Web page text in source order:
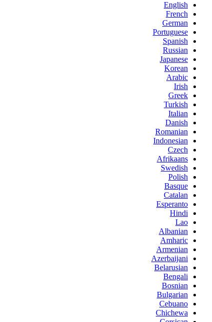
English
French
German
Portuguese
Spanish
Russian
Japanese
Korean
Arabic
Irish
Greek
Turkish
Italian
Danish
Romanian
Indonesian
Czech
Afrikaans
Swedish
Polish
Basque
Catalan
Esperanto
Hindi
Lao
Albanian
Amharic
Armenian
Azerbaijani
Belarusian
Bengali
Bosnian
Bulgarian
Cebuano
Chichewa